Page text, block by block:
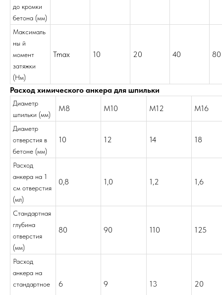
до кромки
бетона (мм)
Максималь
ны й
момент
затяжки
(Нм)
Tmax 10 20 40 80
Расход химического анкера для шпильки
Диаметр
шпильки (мм)
M8 M10 M12 M16
Диаметр
отверстия в
бетоне (мм)
10 12 14 18
Расход
анкера на 1
см отверстия
(мл)
0,8 1,0 1,2 1,6
Стандартная
глубина
отверстия
(мм)
80 90 110 125
Расход
анкера на
стандартное
6 9 13 20